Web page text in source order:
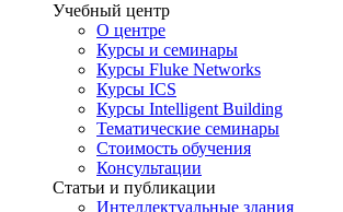
Учебный центр
О центре
Курсы и семинары
Курсы Fluke Networks
Курсы ICS
Курсы Intelligent Building
Тематические семинары
Стоимость обучения
Консультации
Статьи и публикации
Интеллектуальные здания